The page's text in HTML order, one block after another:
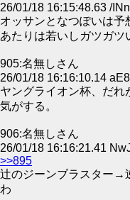
26/01/18 16:15:48.63 /
オッサンとなつぽいは予
あたりは若いしガツガ
905:名無しさん
26/01/18 16:16:10.14
ヤングライオン杯、だれ
気がする。
906:名無しさん
26/01/18 16:16:21.41
>>895
辻のジーンブラスター→
わ